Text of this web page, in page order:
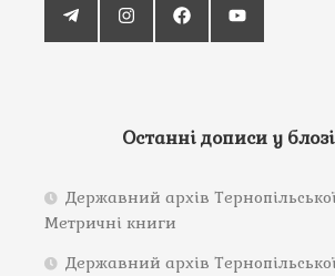
Останні дописи у блозі
Державний архів
Метричні книги
Державний архів